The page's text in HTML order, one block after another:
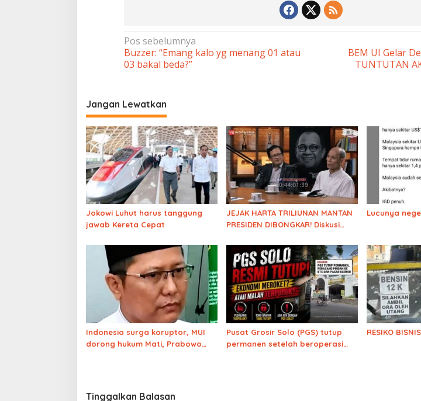
Navigasi
pos
Pos sebelumnya
Buzzer: “Emang kalo yg menang 01 atau
03 bakal beda?”
BEM UI Gelar
TUNTUTAN
Jangan Lewatkan
Jokowi Luhut harus tanggung
jawab Kereta Cepat
JEJAK HARTA TRILIUNAN MANTAN
PRESIDEN DIBONGKAR! Diskusi
Harta Keluarga Solo
Lucunya
Indonesia surga koruptor, MUI
dorong hukum Mati, Prabowo
Pusat Grosir Solo (PGS) tutup
permanen setelah beroperasi
RESIKO
Tinggalkan Balasan